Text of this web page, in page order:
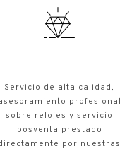
Servicio de alta calidad,
profesional
sobre relojes y servicio
posventa prestado
por nuestras